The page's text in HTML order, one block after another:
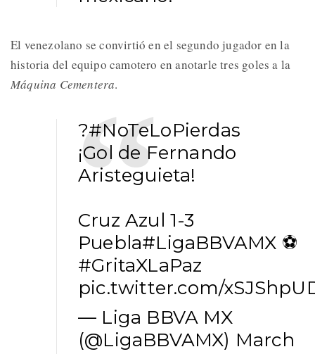
El venezolano se convirtió en el segundo jugador en la
historia del equipo camotero en anotarle tres goles a la
Máquina Cementera.
?#NoTeLoPierdas
¡Gol de Fernando
Aristeguieta!
Cruz Azul 1-3
Puebla#LigaBBVAMX ⚽
#GritaXLaPaz
pic.twitter.com/
— Liga BBVA MX
(@LigaBBVAMX) March